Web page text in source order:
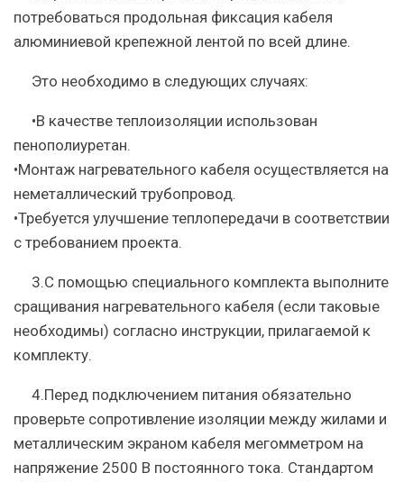
потребоваться продольная фиксация кабеля
алюминиевой крепежной лентой по всей длине.
Это необходимо в следующих случаях:
•В качестве теплоизоляции использован
пенополиуретан.
•Монтаж нагревательного кабеля осуществляется на
неметаллический трубопровод.
•Требуется улучшение теплопередачи в соответствии
с требованием проекта.
3.С помощью специального комплекта выполните
сращивания нагревательного кабеля (если таковые
необходимы) согласно инструкции, прилагаемой к
комплекту.
4.Перед подключением питания обязательно
проверьте сопротивление изоляции между жилами и
металлическим экраном кабеля мегомметром на
напряжение 2500 В постоянного тока. Стандартом